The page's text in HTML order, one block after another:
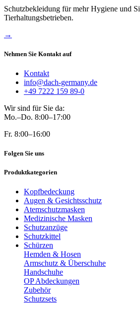
Schutzbekleidung für mehr Hygiene und
Tierhaltungsbetrieben.
→
Nehmen Sie Kontakt auf
Kontakt
info@dach-germany.de
+49 7222 159 89-0
Wir sind für Sie da:
Mo.–Do. 8:00–17:00
Fr. 8:00–16:00
Folgen Sie uns
Produktkategorien
Kopfbedeckung
Augen & Gesichtsschutz
Atemschutzmasken
Medizinische Masken
Schutzanzüge
Schutzkittel
Schürzen
Hemden & Hosen
Armschutz & Überschuhe
Handschuhe
OP Abdeckungen
Zubehör
Schutzsets